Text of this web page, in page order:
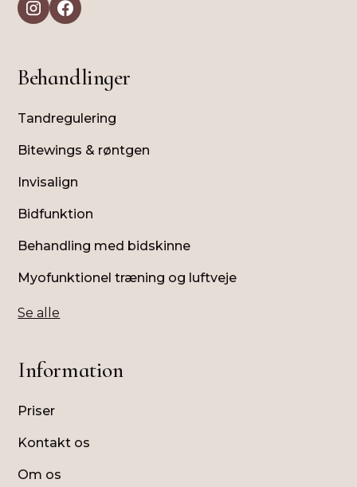
langtidsholdbart resultat. Tandkirurgi anvendes
Behandlinger
Tandregulering
Bitewings & røntgen
Invisalign
Bidfunktion
Behandling med bidskinne
Myofunktionel træning og luftveje
Se alle
Information
Priser
Kontakt os
Om os